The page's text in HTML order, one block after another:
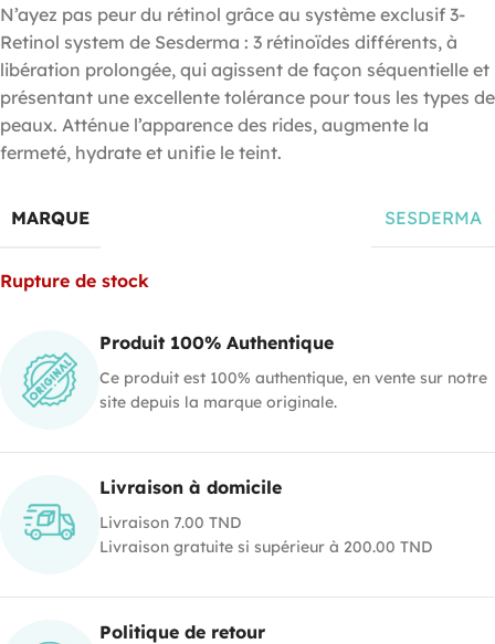
N’ayez pas peur du rétinol grâce au système exclusif 3-
Retinol system de Sesderma : 3 rétinoïdes différents, à
libération prolongée, qui agissent de façon séquentielle et
présentant une excellente tolérance pour tous les types de
peaux. Atténue l’apparence des rides, augmente la
fermeté, hydrate et unifie le teint.
MARQUE SESDERMA
Rupture de stock
Produit 100% Authentique
Ce produit est 100% authentique, en vente sur notre
site depuis la marque originale.
Livraison à domicile
Livraison 7.00 TND
Livraison gratuite si supérieur à 200.00 TND
Politique de retour